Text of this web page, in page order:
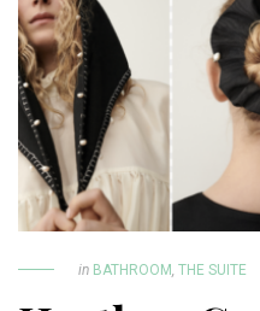
in BATHROOM, THE SUITE